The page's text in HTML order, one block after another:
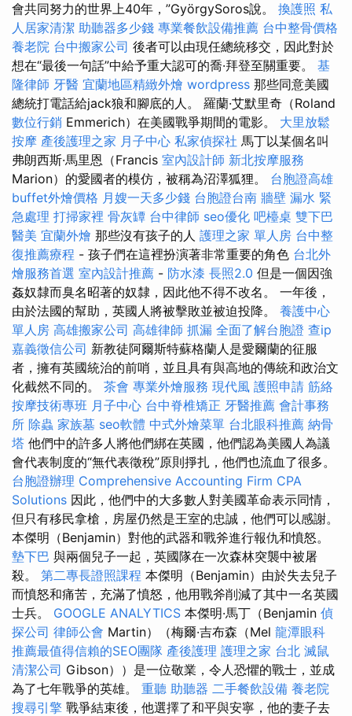
會共同努力的世界上40年，”GyörgySoros說。 換護照 私
人居家清潔 助聽器多少錢 專業餐飲設備推薦 台中整骨價格
養老院 台中搬家公司 後者可以由現任總統移交，因此對於
想在“最後一句話”中給予重大認可的喬·拜登至關重要。 基
隆律師 牙醫 宜蘭地區精緻外燴 wordpress 那些同意美國
總統打電話給jack狼和腳底的人。 羅蘭·艾默里奇（Roland
數位行銷 Emmerich）在美國戰爭期間的電影。 大里放鬆
按摩 產後護理之家 月子中心 私家偵探社 馬丁以某個名叫
弗朗西斯·馬里恩（Francis 室內設計師 新北按摩服務
Marion）的愛國者的模仿，被稱為沼澤狐狸。 台胞證高雄
buffet外燴價格 月嫂一天多少錢 台胞證台南 牆壁 漏水 緊
急處理 打掃家裡 骨灰罈 台中律師 seo優化 吧檯桌 雙下巴
醫美 宜蘭外燴 那些沒有孩子的人 護理之家 單人房 台中整
復推薦療程 - 孩子們在這裡扮演著非常重要的角色 台北外
燴服務首選 室內設計推薦 - 防水漆 長照2.0 但是一個因強
姦奴隸而臭名昭著的奴隸，因此他不得不改名。 一年後，
由於法國的幫助，英國人將被擊敗並被迫投降。 養護中心
單人房 高雄搬家公司 高雄律師 抓漏 全面了解台胞證 查ip
嘉義徵信公司 新教徒阿爾斯特蘇格蘭人是愛爾蘭的征服
者，擁有英國統治的前哨，並且具有與高地的傳統和政治文
化截然不同的。 茶會 專業外燴服務 現代風 護照申請 筋絡
按摩技術專班 月子中心 台中脊椎矯正 牙醫推薦 會計事務
所 除蟲 家族墓 seo軟體 中式外燴菜單 台北眼科推薦 納骨
塔 他們中的許多人將他們綁在英國，他們認為美國人為議
會代表制度的“無代表徵稅”原則掙扎，他們也流血了很多。
台胞證辦理 Comprehensive Accounting Firm CPA
Solutions 因此，他們中的大多數人對美國革命表示同情，
但只有移民拿槍，房屋仍然是王室的忠誠，他們可以感謝。
本傑明（Benjamin）對他的武器和戰斧進行報仇和憤怒。
墊下巴 與兩個兒子一起，英國隊在一次森林突襲中被屠
殺。 第二專長證照課程 本傑明（Benjamin）由於失去兒子
而憤怒和痛苦，充滿了憤怒，他用戰斧削減了其中一名英國
士兵。 GOOGLE ANALYTICS 本傑明·馬丁（Benjamin 偵
探公司 律師公會 Martin）（梅爾·吉布森（Mel 龍潭眼科
推薦最值得信賴的SEO團隊 產後護理 護理之家 台北 滅鼠
清潔公司 Gibson））是一位敬業，令人恐懼的戰士，並成
為了七年戰爭的英雄。 重聽 助聽器 二手餐飲設備 養老院
搜尋引擎 戰爭結束後，他選擇了和平與安寧，他的妻子去